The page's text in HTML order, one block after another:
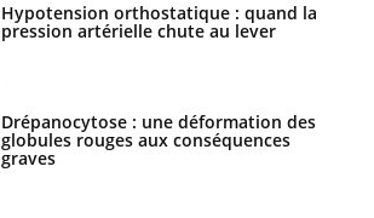
Hypotension orthostatique : quand la
pression artérielle chute au lever
Drépanocytose : une déformation des
globules rouges aux conséquences
graves